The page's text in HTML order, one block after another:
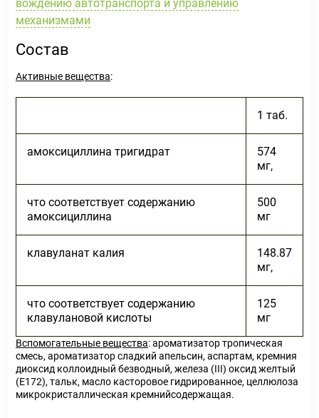
вождению автотранспорта и управлению
механизмами
Состав
Активные вещества:
1 таб.
амоксициллина тригидрат
574
мг,
что соответствует содержанию
амоксициллина
500
мг
клавуланат калия
148.87
мг,
что соответствует содержанию
клавулановой кислоты
125
мг
Вспомогательные вещества: ароматизатор тропическая
смесь, ароматизатор сладкий апельсин, аспартам, кремния
диоксид коллоидный безводный, железа (III) оксид желтый
(E172), тальк, масло касторовое гидрированное, целлюлоза
микрокристаллическая кремнийсодержащая.